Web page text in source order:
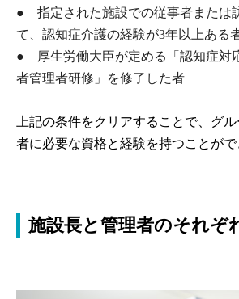
● 指定された施設での従事者または
て、認知症介護の経験が3年以上ある
● 厚生労働大臣が定める「認知症対
者管理者研修」を修了した者
上記の条件をクリアすることで、グ
者に必要な資格と経験を持つことがで
施設長と管理者のそれぞ